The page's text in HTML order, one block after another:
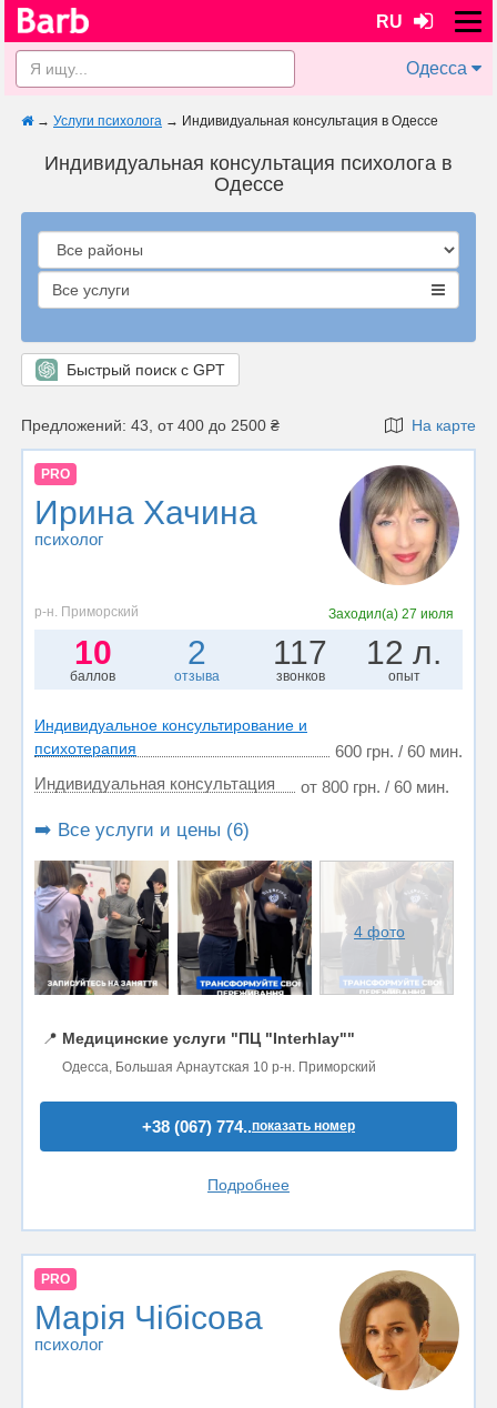
RU
Одесса
→ Услуги психолога → Индивидуальная консультация в Одессе
Индивидуальная консультация психолога в
Одессе
Все услуги
Быстрый поиск с GPT
Предложений: 43, от 400 до 2500 ₴ На карте
PRO
Ирина Хачина
психолог
р-н. Приморский Заходил(а)27 июля
10
баллов
2
отзыва
117
звонков
12 л.
опыт
Индивидуальное консультирование и
психотерапия
600 грн. / 60 мин.
Индивидуальная консультация
от 800 грн. / 60 мин.
➡️ Все услуги и цены (6)
4 фото
📍 Медицинские услуги "ПЦ "Interhlay""
Одесса, Большая Арнаутская 10 р-н. Приморский
+38 (067) 774..показать номер
Подробнее
PRO
Марія Чібісова
психолог